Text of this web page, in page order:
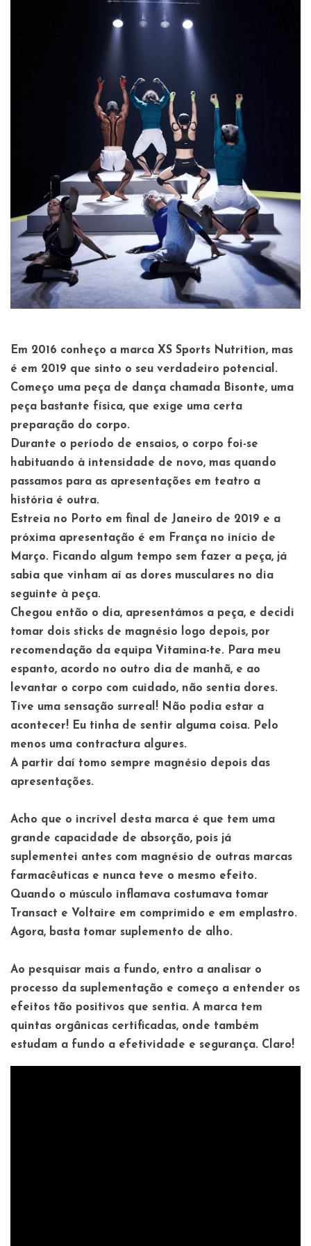
Em 2016 conheço a marca XS Sports Nutrition, mas
é em 2019 que sinto o seu verdadeiro potencial.
Começo uma peça de dança chamada Bisonte, uma
peça bastante física, que exige uma certa
preparação do corpo.
Durante o período de ensaios, o corpo foi-se
habituando à intensidade de novo, mas quando
passamos para as apresentações em teatro a
história é outra.
Estreia no Porto em final de Janeiro de 2019 e a
próxima apresentação é em França no início de
Março. Ficando algum tempo sem fazer a peça, já
sabia que vinham aí as dores musculares no dia
seguinte à peça.
Chegou então o dia, apresentámos a peça, e decidi
tomar dois sticks de magnésio logo depois, por
recomendação da equipa Vitamina-te. Para meu
espanto, acordo no outro dia de manhã, e ao
levantar o corpo com cuidado, não sentia dores.
Tive uma sensação surreal! Não podia estar a
acontecer! Eu tinha de sentir alguma coisa. Pelo
menos uma contractura algures.
A partir daí tomo sempre magnésio depois das
apresentações.
Acho que o incrível desta marca é que tem uma
grande capacidade de absorção, pois já
suplementei antes com magnésio de outras marcas
farmacêuticas e nunca teve o mesmo efeito.
Quando o músculo inflamava costumava tomar
Transact e Voltaire em comprimido e em emplastro.
Agora, basta tomar suplemento de alho.
Ao pesquisar mais a fundo, entro a analisar o
processo da suplementação e começo a entender os
efeitos tão positivos que sentia. A marca tem
quintas orgânicas certificadas, onde também
estudam a fundo a efetividade e segurança. Claro!